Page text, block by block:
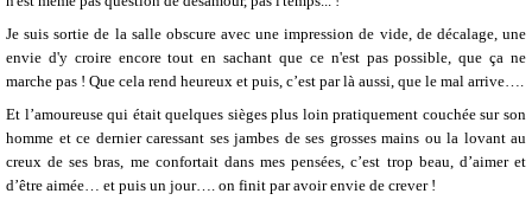
Je suis sortie de la salle obscure avec une impression de vide, de décalage, une
envie d'y croire encore tout en sachant que ce n'est pas possible, que ça ne
marche pas ! Que cela rend heureux et puis, c’est par là aussi, que le mal arrive….
Et l’amoureuse qui était quelques sièges plus loin pratiquement couchée sur son
homme et ce dernier caressant ses jambes de ses grosses mains ou la lovant au
creux de ses bras, me confortait dans mes pensées, c’est trop beau, d’aimer et
d’être aimée… et puis un jour…. on finit par avoir envie de crever !